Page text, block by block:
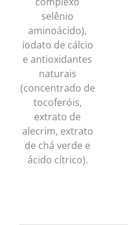
selênio
aminoácido),
iodato de cálcio
e antioxidantes
naturais
(concentrado de
tocoferóis,
extrato de
alecrim, extrato
de chá verde e
ácido cítrico).